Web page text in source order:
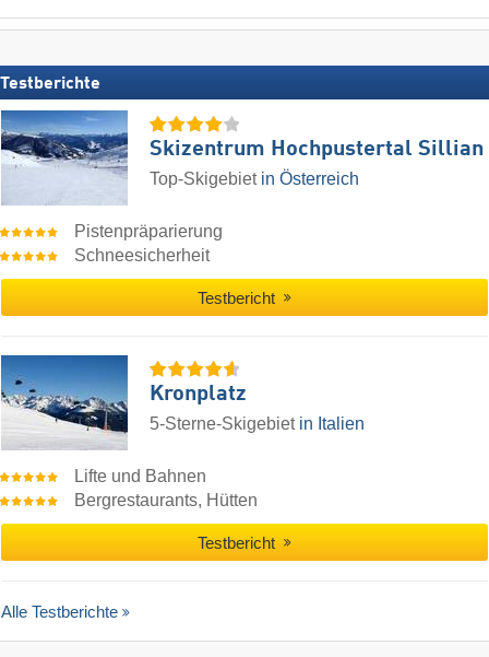
Testberichte
Skizentrum Hochpustertal Sillian
Top-Skigebiet in Österreich
Pistenpräparierung
Schneesicherheit
Testbericht
Kronplatz
5-Sterne-Skigebiet in Italien
Lifte und Bahnen
Bergrestaurants, Hütten
Testbericht
Alle Testberichte